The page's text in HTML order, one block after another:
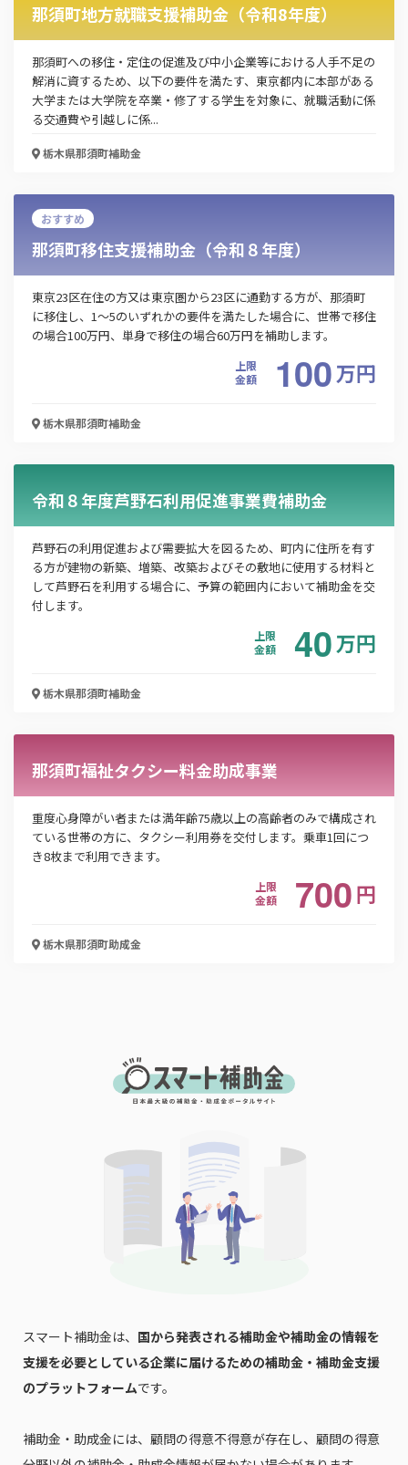
この補助金の情報をPDFダウンロード
子どもの居場所づくり事業費補助金
会社名
メールアドレス
電話番号
で本サービスの
那須町地方就職支援補助金（令和8年度）
那須町への移住・定住の促進及び中小企業等における人手不足の
解消に資するため、以下の要件を満たす、東京都内に本部がある
大学または大学院を卒業・修了する学生を対象に、就職活動に係
る交通費や引越しに係...
栃木県那須町補助金
おすすめ
那須町移住支援補助金（令和８年度）
東京23区在住の方又は東京圏から23区に通勤する方が、那須町
に移住し、1～5のいずれかの要件を満たした場合に、世帯で移住
の場合100万円、単身で移住の場合60万円を補助します。
上限
金額
100万円
栃木県那須町補助金
令和８年度芦野石利用促進事業費補助金
芦野石の利用促進および需要拡大を図るため、町内に住所を有す
る方が建物の新築、増築、改築およびその敷地に使用する材料と
して芦野石を利用する場合に、予算の範囲内において補助金を交
付します。
上限
金額
40万円
栃木県那須町補助金
那須町福祉タクシー料金助成事業
重度心身障がい者または満年齢75歳以上の高齢者のみで構成され
ている世帯の方に、タクシー利用券を交付します。乗車1回につ
き8枚まで利用できます。
上限
金額
700円
栃木県那須町助成金
スマート補助金は、 国から発表される補助金や補助金の情報を
支援を必要としている企業に届けるための補助金・補助金支援
のプラットフォームです。
補助金・助成金には、顧問の得意不得意が存在し、顧問の得意